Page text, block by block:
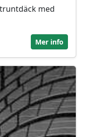
med
Mer info